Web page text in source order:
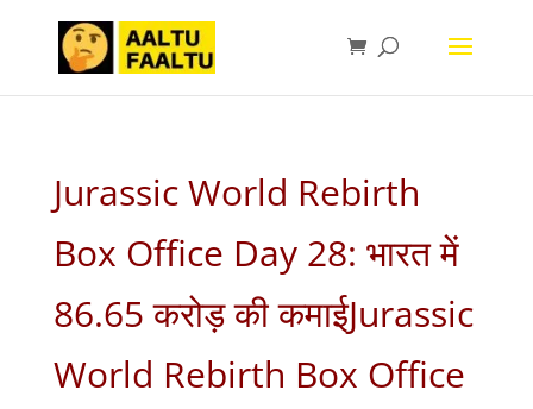
Jurassic World Rebirth
Box Office Day 28: भारत में
86.65 करोड़ की कमाईJurassic
World Rebirth Box Office